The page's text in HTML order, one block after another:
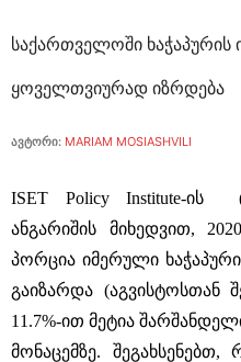
საქართველოში ხაჭაპურის
ყოველთვიურად იზრდება
ავტორი: MARIAM MOSIASHVILI
ISET Policy Institute-ის
ანგარიშის მიხედვით,
პორცია იმერული
გაიზარდა (აგვისტოსთან
11.7%-ით მეტია
მონაცემზე. შეგახსენებთ,